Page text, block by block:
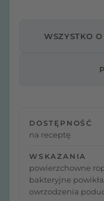
WSZYSTKO
DOSTĘPNOŚĆ
na receptę
WSKAZANIA
powierzchowne
bakteryjne
owrzodzenia